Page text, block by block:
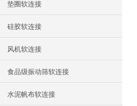
垫圈软连接
硅胶软连接
风机软连接
食品级振动筛软连接
水泥帆布软连接